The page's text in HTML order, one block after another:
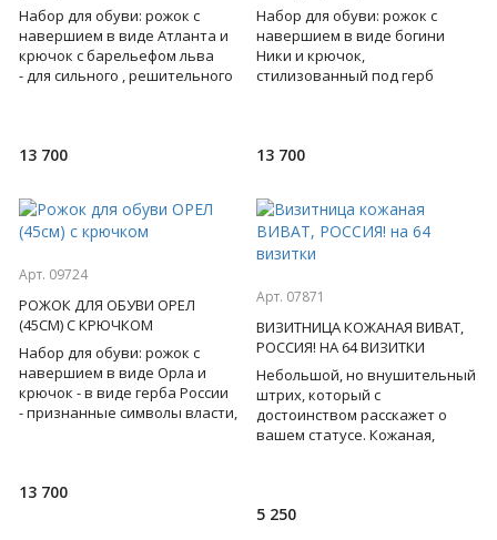
Набор для обуви: рожок с
навершием в виде Атланта и
крючок с барельефом льва
- для сильного , решительного
13 700
Набор для обуви: рожок с
навершием в виде богини
Ники и крючок,
стилизованный под герб
13 700
Арт. 09724
РОЖОК ДЛЯ ОБУВИ ОРЕЛ
(45СМ) С КРЮЧКОМ
Набор для обуви: рожок с
навершием в виде Орла и
крючок - в виде герба России
- признанные символы власти,
13 700
Арт. 07871
ВИЗИТНИЦА КОЖАНАЯ ВИВАТ,
РОССИЯ! НА 64 ВИЗИТКИ
Небольшой, но внушительный
штрих, который с
достоинством расскажет о
вашем статусе. Кожаная,
5 250